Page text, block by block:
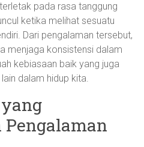
pada rasa tanggung
ketika melihat sesuatu
Dari pengalaman tersebut,
menjaga konsistensi dalam
kebiasaan baik yang juga
dalam hidup kita.